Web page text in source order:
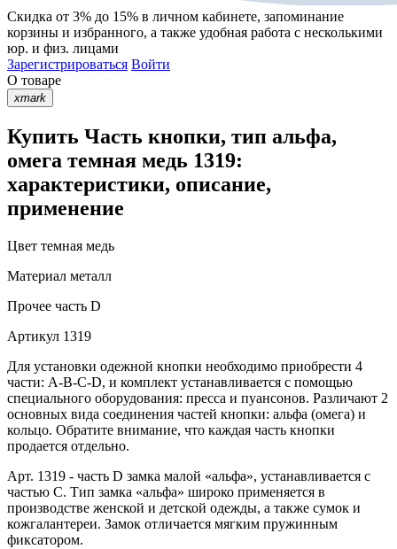
Скидка от 3% до 15% в личном кабинете, запоминание
корзины и избранного, а также удобная работа с несколькими
юр. и физ. лицами
Зарегистрироваться Войти
О товаре
xmark
Купить Часть кнопки, тип альфа,
омега темная медь 1319:
характеристики, описание,
применение
Цвет темная медь
Материал металл
Прочее часть D
Артикул 1319
Для установки одежной кнопки необходимо приобрести 4
части: A-B-C-D, и комплект устанавливается с помощью
специального оборудования: пресса и пуансонов. Различают 2
основных вида соединения частей кнопки: альфа (омега) и
кольцо. Обратите внимание, что каждая часть кнопки
продается отдельно.
Арт. 1319 - часть D замка малой «альфа», устанавливается с
частью С. Тип замка «альфа» широко применяется в
производстве женской и детской одежды, а также сумок и
кожгалантереи. Замок отличается мягким пружинным
фиксатором.